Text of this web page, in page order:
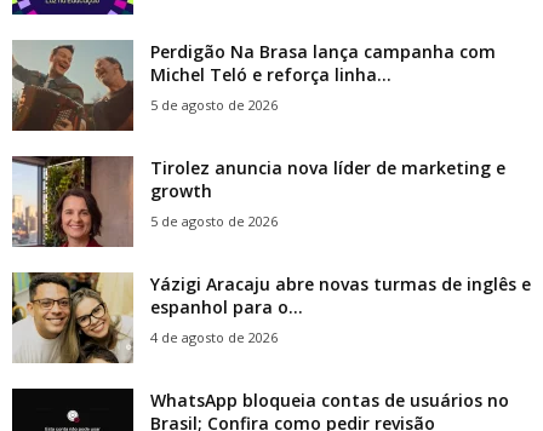
Perdigão Na Brasa lança campanha com
Michel Teló e reforça linha...
5 de agosto de 2026
Tirolez anuncia nova líder de marketing e
growth
5 de agosto de 2026
Yázigi Aracaju abre novas turmas de inglês e
espanhol para o...
4 de agosto de 2026
WhatsApp bloqueia contas de usuários no
Brasil; Confira como pedir revisão